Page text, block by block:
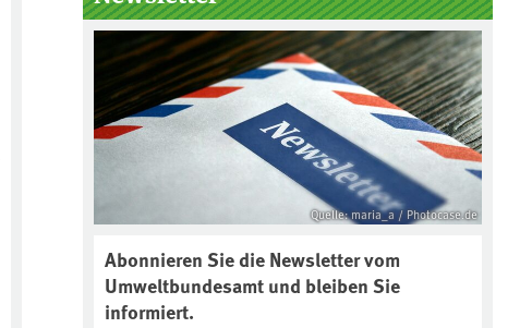
Boden des Jahres ausgewählt und
was passiert eigentlich während
eines solchen Bodenjahres? Infos
dazu gibt es im aktuellen Podcast
„Soilcast“. Jetzt reinhören:
https://soilcast.de/interview/sc20
2-interview-die-kuer-der-krume/
Quelle: maria_a / Photocase.de
Abonnieren Sie die Newsletter vom
Umweltbundesamt und bleiben Sie
informiert.